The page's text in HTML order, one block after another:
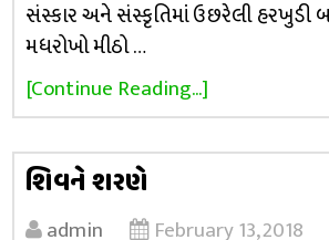
સંસ્કાર અને સંસ્કૃતિમાં ઉછરેલી હરખુડી
મધરોખો મીઠો …
[Continue Reading...]
શિવને શરણે
admin February 13, 2018